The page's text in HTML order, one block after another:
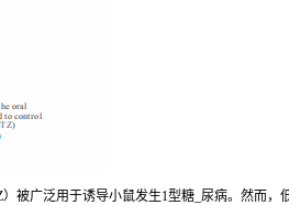
被广泛用于诱导小鼠发生1型糖_尿病。然而